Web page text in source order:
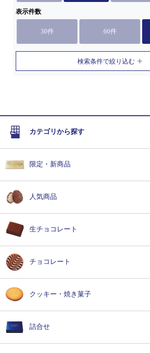
表示件数
30件 60件
検索条件で絞り込む
カテゴリから探す
限定・新商品
人気商品
生チョコレート
チョコレート
クッキー・焼き菓子
詰合せ